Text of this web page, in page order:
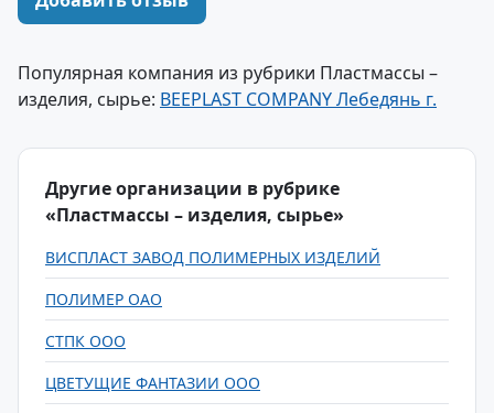
Популярная компания из рубрики Пластмассы –
изделия, сырье: BEEPLAST COMPANY Лебедянь г.
Другие организации в рубрике
«Пластмассы – изделия, сырье»
ВИСПЛАСТ ЗАВОД ПОЛИМЕРНЫХ ИЗДЕЛИЙ
ПОЛИМЕР ОАО
СТПК ООО
ЦВЕТУЩИЕ ФАНТАЗИИ ООО